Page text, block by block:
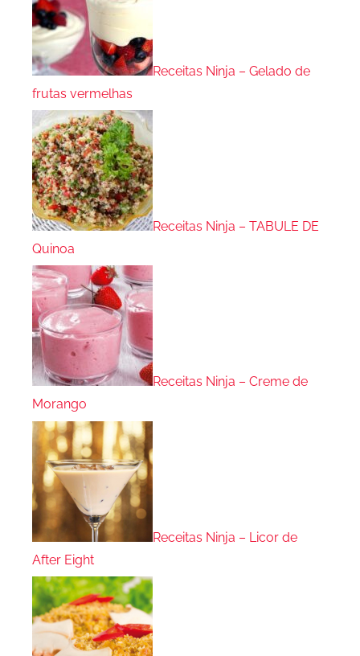
Receitas Ninja – Gelado de
frutas vermelhas
Receitas Ninja – TABULE DE
Quinoa
Receitas Ninja – Creme de
Morango
Receitas Ninja – Licor de
After Eight